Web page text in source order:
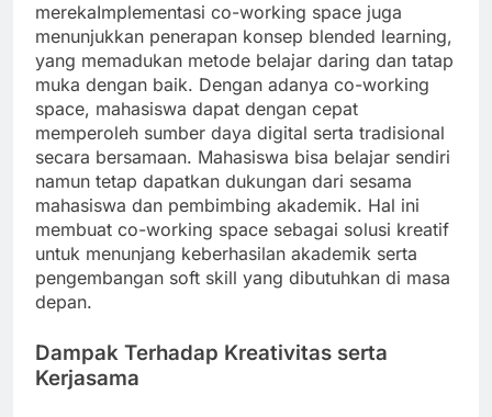
merekaImplementasi co-working space juga
menunjukkan penerapan konsep blended learning,
yang memadukan metode belajar daring dan tatap
muka dengan baik. Dengan adanya co-working
space, mahasiswa dapat dengan cepat
memperoleh sumber daya digital serta tradisional
secara bersamaan. Mahasiswa bisa belajar sendiri
namun tetap dapatkan dukungan dari sesama
mahasiswa dan pembimbing akademik. Hal ini
membuat co-working space sebagai solusi kreatif
untuk menunjang keberhasilan akademik serta
pengembangan soft skill yang dibutuhkan di masa
depan.
Dampak Terhadap Kreativitas serta
Kerjasama